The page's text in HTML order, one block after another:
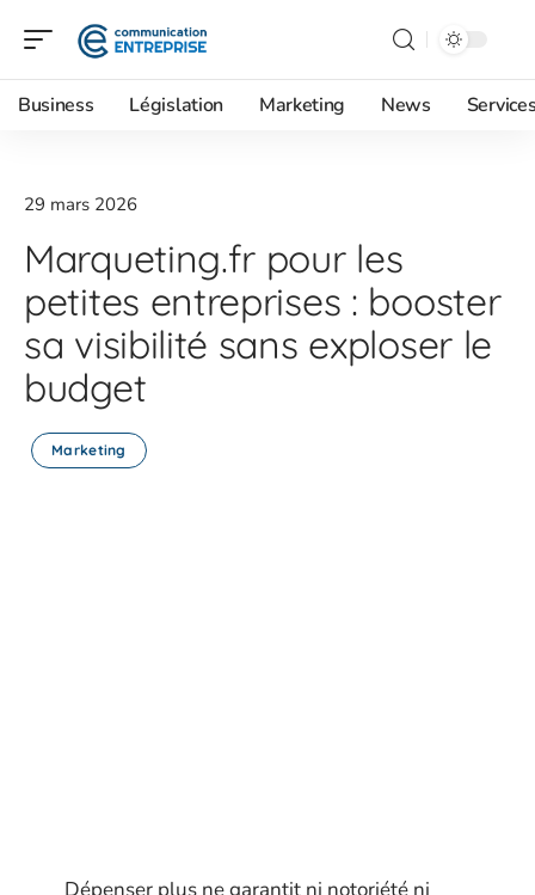
Business Législation Marketing News
29 mars 2026
Marqueting.fr pour les
petites entreprises : booster
sa visibilité sans exploser le
budget
Marketing